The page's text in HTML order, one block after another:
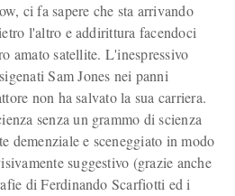
ci fa sapere che sta arrivando
l'altro e addirittura facendoci
amato satellite. L'inespressivo
Sam Jones nei panni
non ha salvato la sua carriera.
senza un grammo di scienza
demenziale e sceneggiato in modo
suggestivo (grazie anche
di Ferdinando Scarfiotti ed i